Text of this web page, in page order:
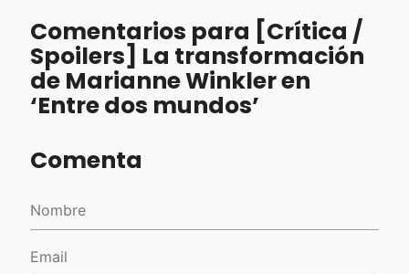
Comentarios para [Crítica /
Spoilers] La transformación
de Marianne Winkler en
‘Entre dos mundos’
Comenta